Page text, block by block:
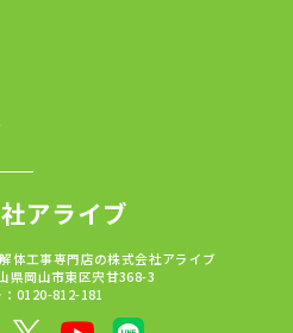
アライブ
体工事専門店の株式会社アライブ
県岡山市東区宍甘368-3
：0120-812-181